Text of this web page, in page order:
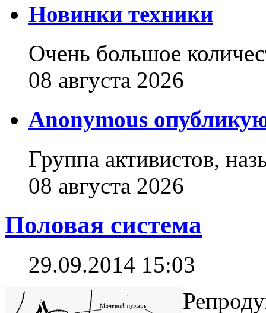
Новинки техники
Очень большое
08 августа 2026
Anonymous
Группа активистов,
08 августа 2026
Половая система
29.09.2014 15:03